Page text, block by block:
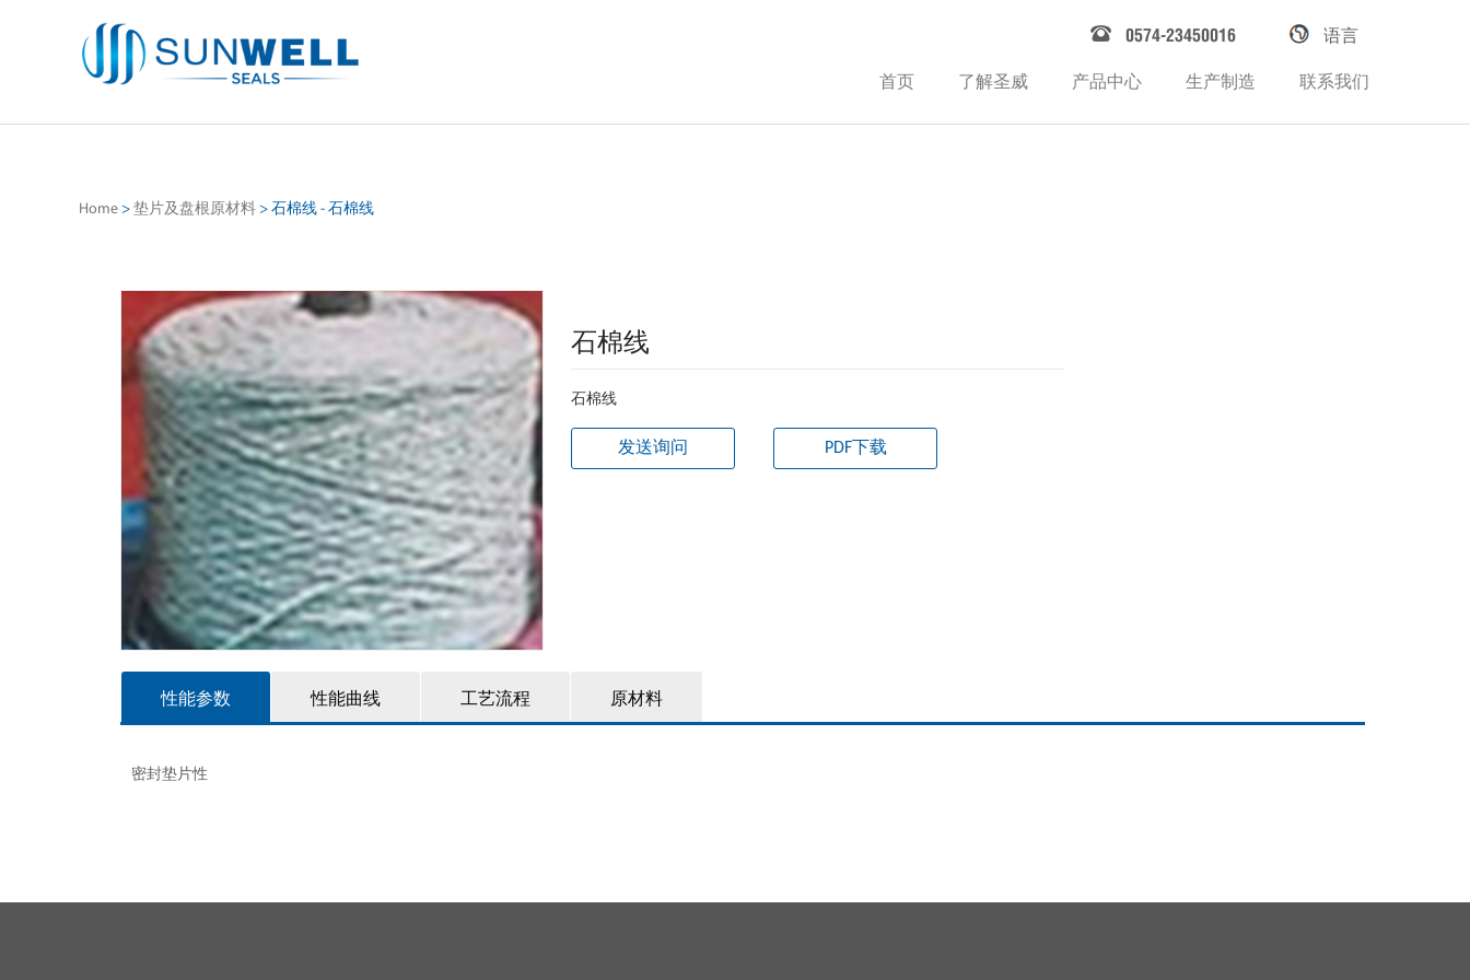
语言
0574-23450016
联系我们
生产制造
产品中心
了解圣威
首页
Home > 垫片及盘根原材料 > 石棉线 - 石棉线
石棉线
石棉线
发送询问 PDF下载
性能参数 性能曲线 工艺流程 原材料
密封垫片性